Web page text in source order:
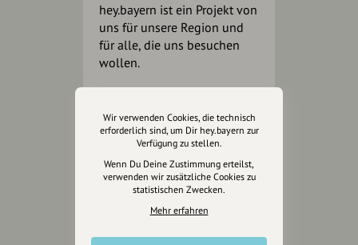
hey.bayern ist ein Projekt von
uns für unsere Region und
für alle, die uns besuchen
wollen.
Inhalte vorschlagen
Jetzt unterstützen
Wir können leider keine
Wir verwenden Cookies, die technisch
erforderlich sind, um Dir hey.bayern zur
Verfügung zu stellen.
Wenn Du Deine Zustimmung erteilst,
verwenden wir zusätzliche Cookies zu
statistischen Zwecken.
Mehr erfahren